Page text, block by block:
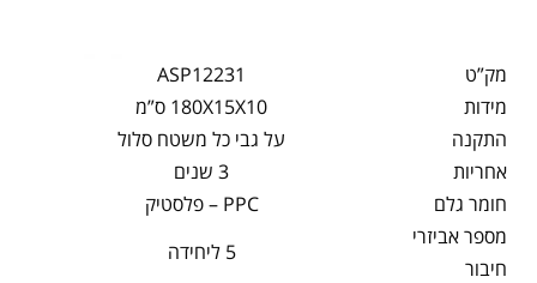
מק”ט
ASP12231
מידות
180X15X10 ס”מ
התקנה
על גבי כל משטח סלול
אחריות
3 שנים
חומר גלם
PPC – פלסטיק
מספר אביזרי
חיבור
5 ליחידה